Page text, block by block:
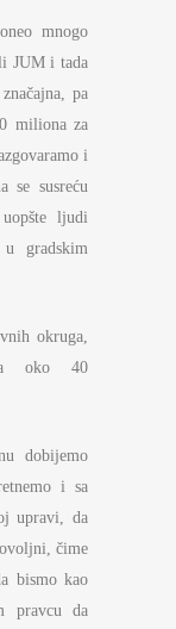
mnogo
JUM i tada
pa
miliona za
i
se susreću
ljudi
gradskim
okruga,
oko 40
dobijemo
i sa
upravi, da
čime
bismo kao
pravcu da